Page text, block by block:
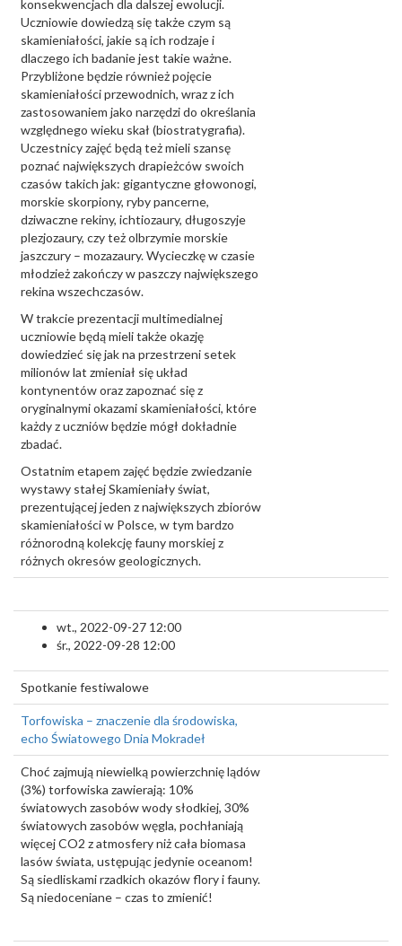
konsekwencjach dla dalszej ewolucji.
Uczniowie dowiedzą się także czym są
skamieniałości, jakie są ich rodzaje i
dlaczego ich badanie jest takie ważne.
Przybliżone będzie również pojęcie
skamieniałości przewodnich, wraz z ich
zastosowaniem jako narzędzi do określania
względnego wieku skał (biostratygrafia).
Uczestnicy zajęć będą też mieli szansę
poznać największych drapieżców swoich
czasów takich jak: gigantyczne głowonogi,
morskie skorpiony, ryby pancerne,
dziwaczne rekiny, ichtiozaury, długoszyje
plezjozaury, czy też olbrzymie morskie
jaszczury – mozazaury. Wycieczkę w czasie
młodzież zakończy w paszczy największego
rekina wszechczasów.
W trakcie prezentacji multimedialnej
uczniowie będą mieli także okazję
dowiedzieć się jak na przestrzeni setek
milionów lat zmieniał się układ
kontynentów oraz zapoznać się z
oryginalnymi okazami skamieniałości, które
każdy z uczniów będzie mógł dokładnie
zbadać.
Ostatnim etapem zajęć będzie zwiedzanie
wystawy stałej Skamieniały świat,
prezentującej jeden z największych zbiorów
skamieniałości w Polsce, w tym bardzo
różnorodną kolekcję fauny morskiej z
różnych okresów geologicznych.
wt., 2022-09-27 12:00
śr., 2022-09-28 12:00
Spotkanie festiwalowe
Torfowiska – znaczenie dla środowiska,
echo Światowego Dnia Mokradeł
Choć zajmują niewielką powierzchnię lądów
(3%) torfowiska zawierają: 10%
światowych zasobów wody słodkiej, 30%
światowych zasobów węgla, pochłaniają
więcej CO2 z atmosfery niż cała biomasa
lasów świata, ustępując jedynie oceanom!
Są siedliskami rzadkich okazów flory i fauny.
Są niedoceniane – czas to zmienić!